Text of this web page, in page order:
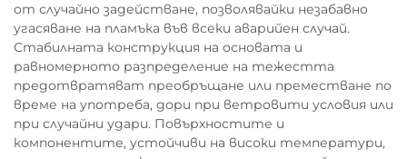
от случайно задействане, позволявайки незабавно
угасяване на пламъка във всеки аварийен случай.
Стабилната конструкция на основата и
равномерното разпределение на тежестта
предотвратяват преобръщане или преместване по
време на употреба, дори при ветровити условия или
при случайни удари. Повърхностите и
компонентите, устойчиви на високи температури,